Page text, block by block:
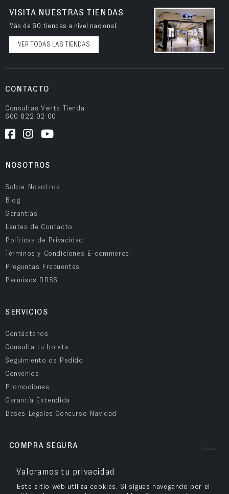
Valoramos tu privacidad
Este sitio web utiliza cookies. Si sigues navegando por el
VISITA NUESTRAS TIENDAS
Más de 60 tiendas a nivel nacional.
VER TODAS LAS TIENDAS
CONTACTO
Consultas Venta Tienda:
600 822 02 00
NOSOTROS
Sobre Nosotros
Blog
Garantías
Lentes de Contacto
Políticas de Privacidad
Términos y Condiciones E-commerce
Preguntas Frecuentes
Permisos RRSS
SERVICIOS
Contáctanos
Consulta tu boleta
Seguimiento de Pedido
Convenios
Promociones
Garantía Extendida
Bases Legales Concurso Navidad
COMPRA SEGURA